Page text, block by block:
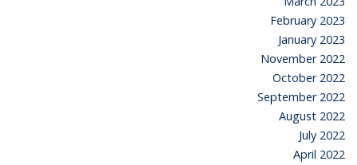
February 2023
January 2023
November 2022
October 2022
September 2022
August 2022
July 2022
April 2022